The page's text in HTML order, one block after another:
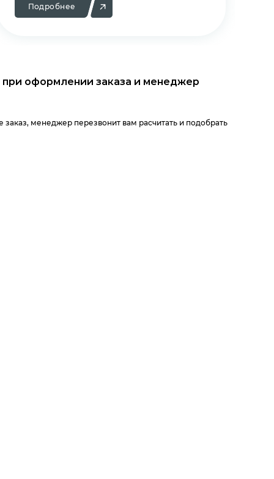
Подробнее
оформлении заказа и менеджер
менеджер перезвонит вам расчитать и подобрать